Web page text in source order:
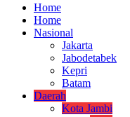
Home
Home
Nasional
Jakarta
Jabodetabek
Kepri
Batam
Daerah
Kota Jambi